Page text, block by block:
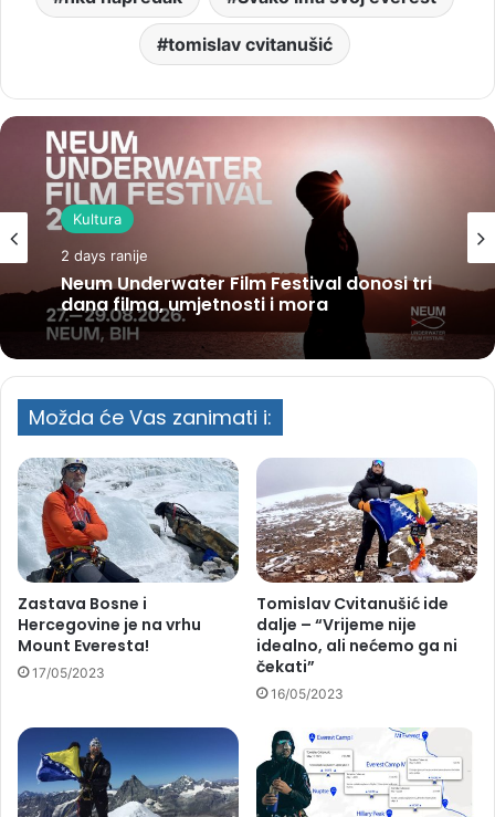
tomislav cvitanušić
Kultura
2 days ranije
Neum Underwater Film Festival donosi tri
dana filma, umjetnosti i mora
Možda će Vas zanimati i:
Zastava Bosne i
Hercegovine je na vrhu
Mount Everesta!
17/05/2023
Tomislav Cvitanušić ide
dalje – “Vrijeme nije
idealno, ali nećemo ga ni
čekati”
16/05/2023